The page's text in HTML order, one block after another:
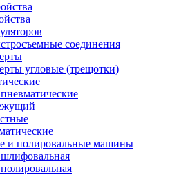
соединения
угловые (трещотки)
и полировальные машины